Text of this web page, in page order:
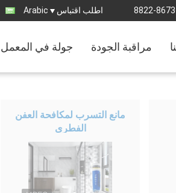
86-021- اطلب اقتباس Arabic
جولة في المعمل مراقبة الجودة
مانع التسرب لمكافحة العفن
الفطري